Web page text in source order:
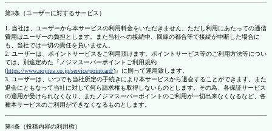
第3条（ユーザーに対するサービス）
1. 当社は、ユーザーから本サービスの利用料金をいただきません。ただし利用にあたっての通信
費用はユーザーの負担とします。また当社への接続中、回線の都合等で接続が中断した場合に
も、当社では一切の責任を負いません。
2. ユーザーは、ポイントサービスをご利用頂けます。ポイントサービス等のご利用方法等につい
ては、別途定めた『ノジマスーパーポイントご利用規約
(https://www.nojima.co.jp/service/pointcard/)』に則って運用致します。
3. ユーザーは、いつでも当社所定の手続きにより本サービスから退会することができます。また
退会にともなって当社に対して何ら請求権も取得しないものとします。その為、各保証サービス
の適用が受けられなくなり、またノジマスーパーポイントのご利用が一切出来なくなるなど、各
種本サービスのご利用ができなくなるものとします。
第4条（投稿内容の利用権）